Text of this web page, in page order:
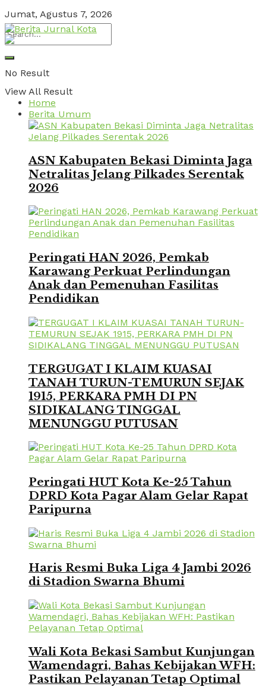
Jumat, Agustus 7, 2026
No Result
View All Result
Home
Berita Umum
ASN Kabupaten Bekasi Diminta Jaga
Netralitas Jelang Pilkades Serentak
2026
Peringati HAN 2026, Pemkab
Karawang Perkuat Perlindungan
Anak dan Pemenuhan Fasilitas
Pendidikan
TERGUGAT I KLAIM KUASAI
TANAH TURUN-TEMURUN SEJAK
1915, PERKARA PMH DI PN
SIDIKALANG TINGGAL
MENUNGGU PUTUSAN
Peringati HUT Kota Ke-25 Tahun
DPRD Kota Pagar Alam Gelar Rapat
Paripurna
Haris Resmi Buka Liga 4 Jambi 2026
di Stadion Swarna Bhumi
Wali Kota Bekasi Sambut Kunjungan
Wamendagri, Bahas Kebijakan WFH:
Pastikan Pelayanan Tetap Optimal